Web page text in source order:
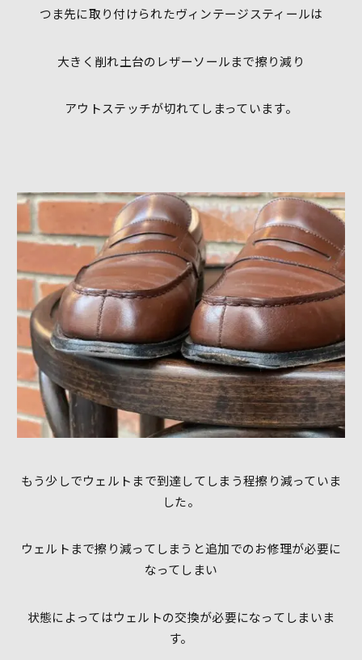
つま先に取り付けられたヴィンテージスティールは
大きく削れ土台のレザーソールまで擦り減り
アウトステッチが切れてしまっています。
もう少しでウェルトまで到達してしまう程擦り減っていま
した。
ウェルトまで擦り減ってしまうと追加でのお修理が必要に
なってしまい
状態によってはウェルトの交換が必要になってしまいま
す。